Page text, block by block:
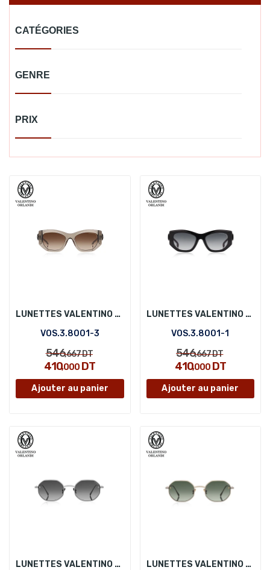
CATÉGORIES
GENRE
PRIX
LUNETTES VALENTINO ORLANDI VOS.3.8001-3
VOS.3.8001-3
546,667DT
410,000 DT
Ajouter au panier
LUNETTES VALENTINO ORLANDI VOS.3.8001-1
VOS.3.8001-1
546,667DT
410,000DT
Ajouter au panier
LUNETTES VALENTINO ORLANDI VOS.2.7007-3
LUNETTES VALENTINO ORLANDI VOS.2.7007-2